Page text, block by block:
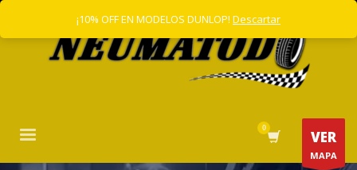
VER
MAPA
¡10% OFF EN MODELOS DUNLOP! Descartar